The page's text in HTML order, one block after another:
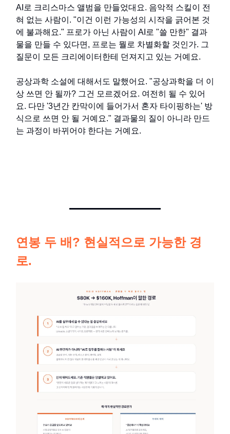
AI로 크리스마스 앨범을 만들었대요. 음악적 스킬이 전
혀 없는 사람이. "이건 이런 가능성의 시작을 긁어본 것
에 불과해요." 프로가 아닌 사람이 AI로 "쓸 만한" 결과
물을 만들 수 있다면, 프로는 뭘로 차별화할 것인가. 그
질문이 모든 크리에이터한테 던져지고 있는 거예요.
공상과학 소설에 대해서도 말했어요. "공상과학을 더 이
상 쓰면 안 될까? 그건 모르겠어요. 여전히 될 수 있어
요. 다만 '3년간 칸막이에 들어가서 혼자 타이핑하는' 방
식으로 쓰면 안 될 거예요." 결과물의 질이 아니라 만드
는 과정이 바뀌어야 한다는 거예요.
연봉 두 배? 현실적으로 가능한 경
로.